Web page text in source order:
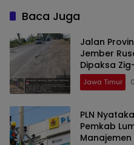
Baca Juga
Jalan
Jember
Dipaksa
Jawa Timur
PLN
Pemkab
Manajemen